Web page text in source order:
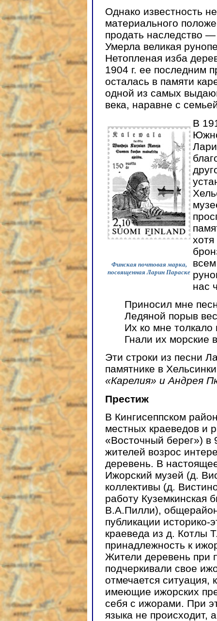
Однако известность
материального
продать наследство —
Умерла великая
Нетопленая изба
1904 г. ее последним
осталась в памяти
одной из самых
века, наравне с
Финская почтовая марка,
посвященная Ларин Параске
В
хотя
нас
Приносил мне
Ледяной порыв
Их ко мне толкало
Гнали их морские
Эти строки из песни
памятнике в
«Карелия» и Андрея
Престиж
В Кингисеппском
местных краеведов и
«Восточный берег») в
жителей возрос
деревень. В
Ижорский музей (д.
коллективы (д.
работу Куземкинская
В.А.Пилли),
публикации историко-
краеведа из д. Котлы
принадлежность к
Жители деревень при
подчеркивали свое
отмечается ситуация,
имеющие ижорских
себя с ижорами. При
языка не происходит,